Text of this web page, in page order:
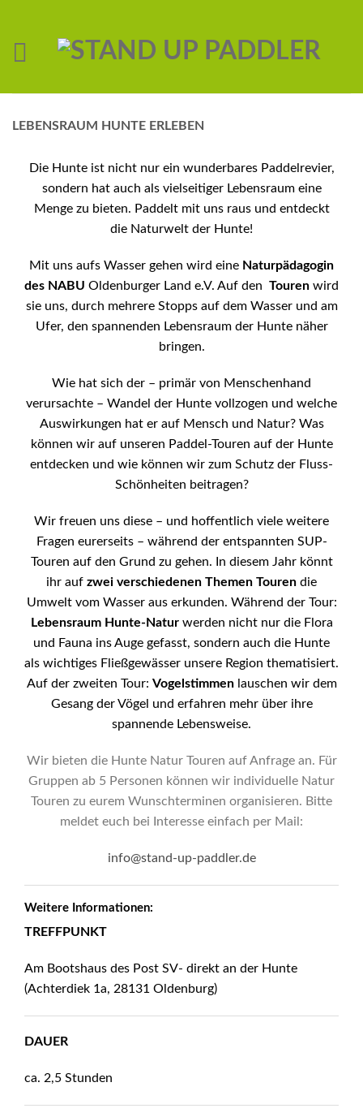
LEBENSRAUM HUNTE ERLEBEN
Die Hunte ist nicht nur ein wunderbares Paddelrevier,
sondern hat auch als vielseitiger Lebensraum eine
Menge zu bieten. Paddelt mit uns raus und entdeckt
die Naturwelt der Hunte!
Mit uns aufs Wasser gehen wird eine Naturpädagogin
des NABU Oldenburger Land e.V. Auf den Touren wird
sie uns, durch mehrere Stopps auf dem Wasser und am
Ufer, den spannenden Lebensraum der Hunte näher
bringen.
Wie hat sich der – primär von Menschenhand
verursachte – Wandel der Hunte vollzogen und welche
Auswirkungen hat er auf Mensch und Natur? Was
können wir auf unseren Paddel-Touren auf der Hunte
entdecken und wie können wir zum Schutz der Fluss-
Schönheiten beitragen?
Wir freuen uns diese – und hoffentlich viele weitere
Fragen eurerseits – während der entspannten SUP-
Touren auf den Grund zu gehen. In diesem Jahr könnt
ihr auf zwei verschiedenen Themen Touren die
Umwelt vom Wasser aus erkunden. Während der Tour:
Lebensraum Hunte-Naturwerden nicht nur die Flora
und Fauna ins Auge gefasst, sondern auch die Hunte
als wichtiges Fließgewässer unsere Region thematisiert.
Auf der zweiten Tour: Vogelstimmenlauschen wir dem
Gesang der Vögel und erfahren mehr über ihre
spannende Lebensweise.
Wir bieten die Hunte Natur Touren auf Anfrage an. Für
Gruppen ab 5 Personen können wir individuelle Natur
Touren zu eurem Wunschterminen organisieren. Bitte
meldet euch bei Interesse einfach per Mail:
info@stand-up-paddler.de
Weitere Informationen:
TREFFPUNKT
Am Bootshaus des Post SV- direkt an der Hunte
(Achterdiek 1a, 28131 Oldenburg)
DAUER
ca. 2,5 Stunden